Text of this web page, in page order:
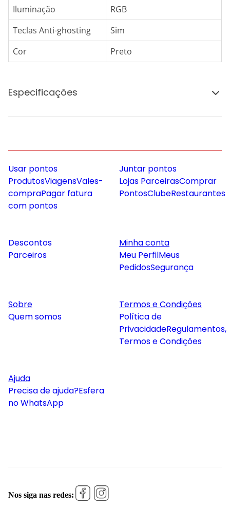
Iluminação
RGB
Teclas Anti-ghosting
Sim
Cor
Preto
Especificações
Usar pontos
ProdutosViagensVales-
compraPagar fatura
com pontos
Juntar pontos
Lojas ParceirasComprar
PontosClubeRestaurantes
Descontos
Parceiros
Minha conta
Meu PerfilMeus
PedidosSegurança
Sobre
Quem somos
Termos e Condições
Política de
PrivacidadeRegulamentos,
Termos e Condições
Ajuda
Precisa de ajuda?Esfera
no WhatsApp
Nos siga nas redes: